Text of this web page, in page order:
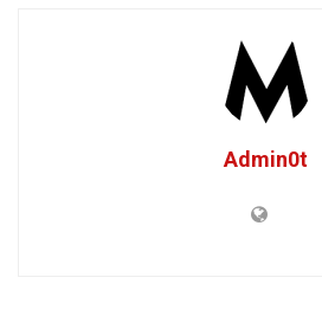
Admin0t